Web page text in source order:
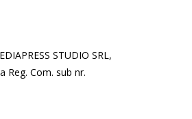
STUDIO SRL,
Reg. Com. sub nr.